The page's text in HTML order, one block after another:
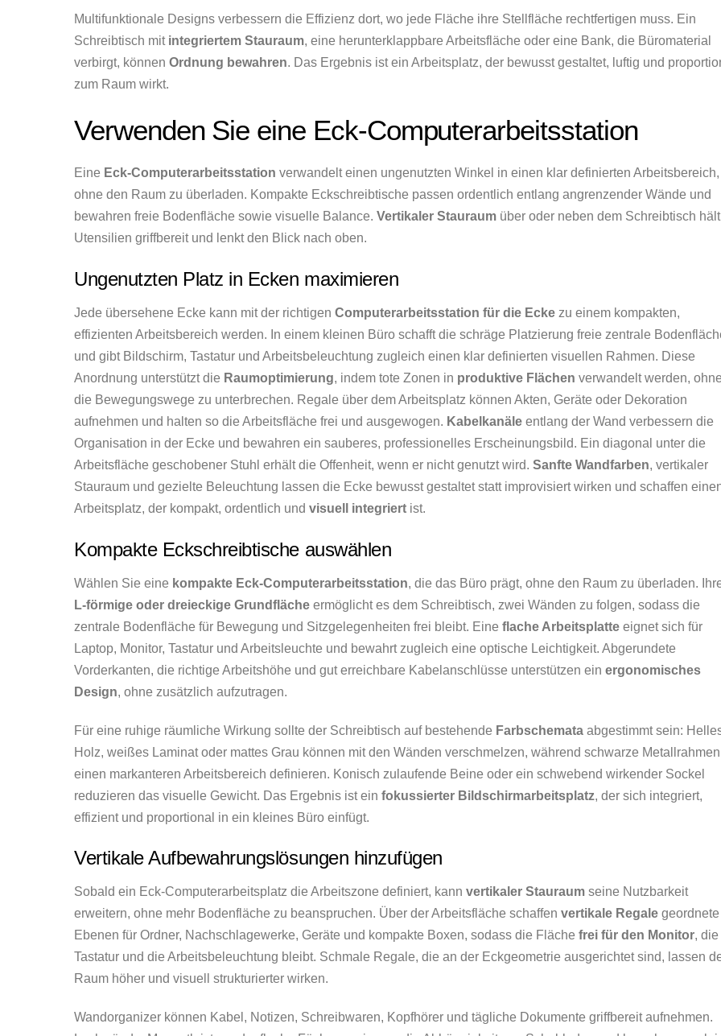
Multifunktionale Designs verbessern die Effizienz dort, wo jede Fläche ihre Stellfläche rechtfertigen muss. Ein
Schreibtisch mit integriertem Stauraum, eine herunterklappbare Arbeitsfläche oder eine Bank, die Büromaterial
verbirgt, können Ordnung bewahren. Das Ergebnis ist ein Arbeitsplatz, der bewusst gestaltet, luftig und
zum Raum wirkt.
Verwenden Sie eine Eck-Computerarbeitsstation
Eine Eck-Computerarbeitsstation verwandelt einen ungenutzten Winkel in einen klar definierten Arbeitsbereich,
ohne den Raum zu überladen. Kompakte Eckschreibtische passen ordentlich entlang angrenzender Wände und
bewahren freie Bodenfläche sowie visuelle Balance. Vertikaler Stauraum über oder neben dem Schreibtisch hält
Utensilien griffbereit und lenkt den Blick nach oben.
Ungenutzten Platz in Ecken maximieren
Jede übersehene Ecke kann mit der richtigen Computerarbeitsstation für die Ecke zu einem kompakten,
effizienten Arbeitsbereich werden. In einem kleinen Büro schafft die schräge Platzierung freie zentrale
und gibt Bildschirm, Tastatur und Arbeitsbeleuchtung zugleich einen klar definierten visuellen Rahmen. Diese
Anordnung unterstützt die Raumoptimierung, indem tote Zonen in produktive Flächen verwandelt werden,
die Bewegungswege zu unterbrechen. Regale über dem Arbeitsplatz können Akten, Geräte oder Dekoration
aufnehmen und halten so die Arbeitsfläche frei und ausgewogen. Kabelkanäle entlang der Wand verbessern die
Organisation in der Ecke und bewahren ein sauberes, professionelles Erscheinungsbild. Ein diagonal unter die
Arbeitsfläche geschobener Stuhl erhält die Offenheit, wenn er nicht genutzt wird. Sanfte Wandfarben, vertikaler
Stauraum und gezielte Beleuchtung lassen die Ecke bewusst gestaltet statt improvisiert wirken und schaffen
Arbeitsplatz, der kompakt, ordentlich und visuell integriert ist.
Kompakte Eckschreibtische auswählen
Wählen Sie eine kompakte Eck-Computerarbeitsstation, die das Büro prägt, ohne den Raum zu überladen.
L-förmige oder dreieckige Grundfläche ermöglicht es dem Schreibtisch, zwei Wänden zu folgen, sodass die
zentrale Bodenfläche für Bewegung und Sitzgelegenheiten frei bleibt. Eine flache Arbeitsplatte eignet sich für
Laptop, Monitor, Tastatur und Arbeitsleuchte und bewahrt zugleich eine optische Leichtigkeit. Abgerundete
Vorderkanten, die richtige Arbeitshöhe und gut erreichbare Kabelanschlüsse unterstützen ein ergonomisches
Design, ohne zusätzlich aufzutragen.
Für eine ruhige räumliche Wirkung sollte der Schreibtisch auf bestehende Farbschemata abgestimmt sein:
Holz, weißes Laminat oder mattes Grau können mit den Wänden verschmelzen, während schwarze Metallrahmen
einen markanteren Arbeitsbereich definieren. Konisch zulaufende Beine oder ein schwebend wirkender Sockel
reduzieren das visuelle Gewicht. Das Ergebnis ist ein fokussierter Bildschirmarbeitsplatz, der sich integriert,
effizient und proportional in ein kleines Büro einfügt.
Vertikale Aufbewahrungslösungen hinzufügen
Sobald ein Eck-Computerarbeitsplatz die Arbeitszone definiert, kann vertikaler Stauraum seine Nutzbarkeit
erweitern, ohne mehr Bodenfläche zu beanspruchen. Über der Arbeitsfläche schaffen vertikale Regale geordnete
Ebenen für Ordner, Nachschlagewerke, Geräte und kompakte Boxen, sodass die Fläche frei für den Monitor, die
Tastatur und die Arbeitsbeleuchtung bleibt. Schmale Regale, die an der Eckgeometrie ausgerichtet sind, lassen
Raum höher und visuell strukturierter wirken.
Wandorganizer können Kabel, Notizen, Schreibwaren, Kopfhörer und tägliche Dokumente griffbereit aufnehmen.